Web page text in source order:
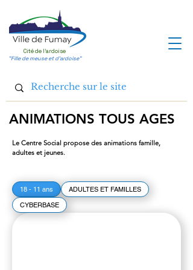
Cité de l'ardoise
"Fille de meuse et d'ardoise"
ANIMATIONS TOUS AGES
Le Centre Social propose des animations famille,
adultes et jeunes.
18 - 11 ans
ADULTES ET FAMILLES
CYBERBASE